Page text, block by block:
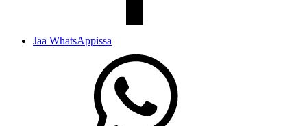
Jaa WhatsAppissa